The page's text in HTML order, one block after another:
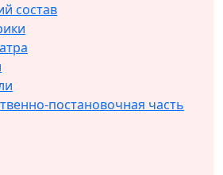
состав
постановочная часть